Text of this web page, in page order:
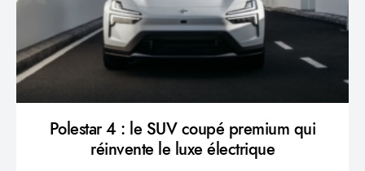
Polestar 4 : le SUV coupé premium qui
réinvente le luxe électrique